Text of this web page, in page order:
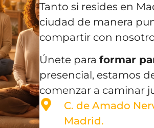
Tanto si resides en
ciudad de manera
compartir con
Únete para formar
presencial, estamos
comenzar a caminar
C. de Amado
Madrid.